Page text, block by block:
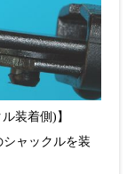
装着側)】
ャックルを装